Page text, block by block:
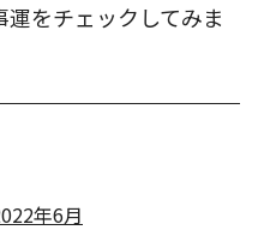
をチェックしてみま
年6月